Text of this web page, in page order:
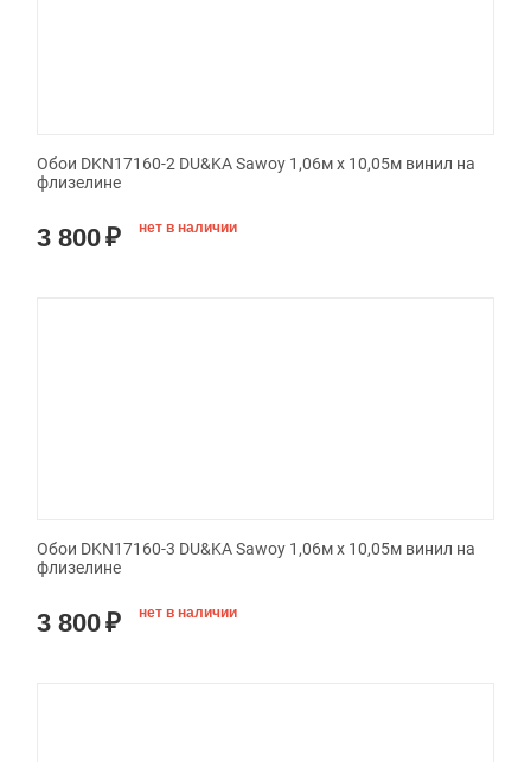
Обои DKN17160-2 DU&KA Sawoy 1,06м х 10,05м винил на
флизелине
3 800₽ нет в наличии
Обои DKN17160-3 DU&KA Sawoy 1,06м х 10,05м винил на
флизелине
3 800₽ нет в наличии